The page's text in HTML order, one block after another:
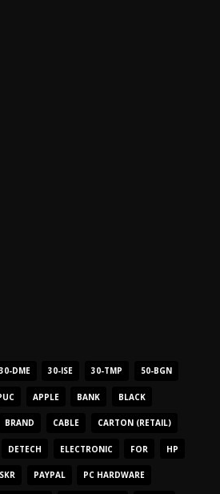
DME 30-ISE 30-TMP 50-BGN
APPLE BANK BLACK
BRAND CABLE CARTON (RETAIL)
DETECH ELECTRONIC FOR HP
PAYPAL PC HARDWARE